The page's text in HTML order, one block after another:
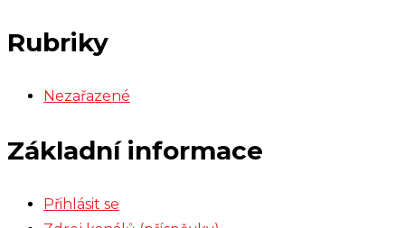
Rubriky
Nezařazené
Základní informace
Přihlásit se